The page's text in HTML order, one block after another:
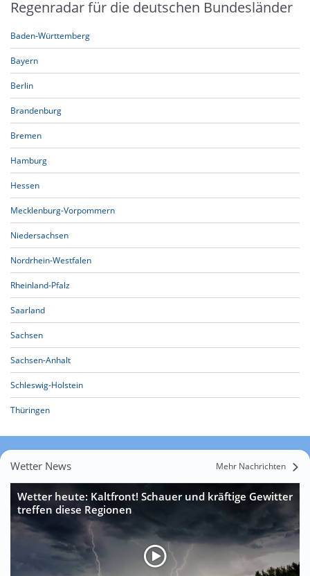
Regenradar für die deutschen Bundesländer
Baden-Württemberg
Bayern
Berlin
Brandenburg
Bremen
Hamburg
Hessen
Mecklenburg-Vorpommern
Niedersachsen
Nordrhein-Westfalen
Rheinland-Pfalz
Saarland
Sachsen
Sachsen-Anhalt
Schleswig-Holstein
Thüringen
Wetter News Mehr Nachrichten
Wetter heute: Kaltfront! Schauer und kräftige Gewitter
treffen diese Regionen